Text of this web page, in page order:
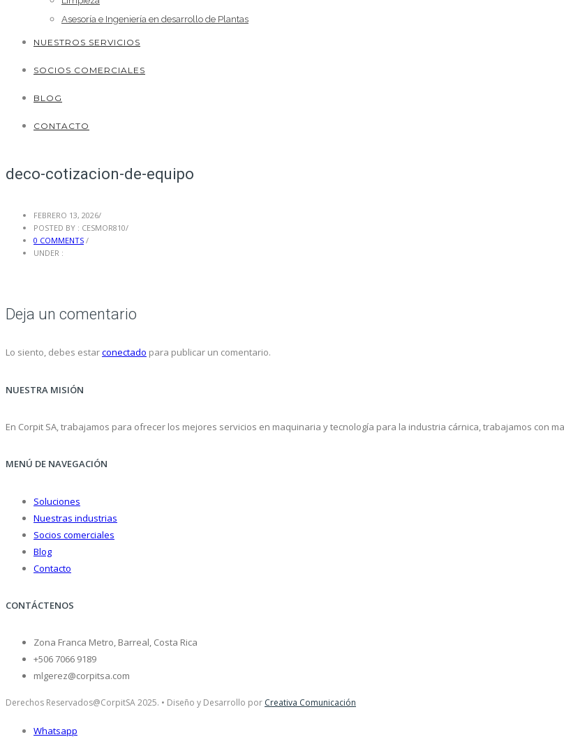
Asesoría e Ingeniería en desarrollo de Plantas
NUESTROS SERVICIOS
SOCIOS COMERCIALES
BLOG
CONTACTO
deco-cotizacion-de-equipo
FEBRERO 13, 2026/
POSTED BY : CESMOR810/
0 COMMENTS /
UNDER :
Deja un comentario
Lo siento, debes estarconectado para publicar un comentario.
NUESTRA MISIÓN
En Corpit SA, trabajamos para ofrecer los mejores servicios en maquinaria y tecnología para la industria cárnica, trabajamos con
MENÚ DE NAVEGACIÓN
Soluciones
Nuestras industrias
Socios comerciales
Blog
Contacto
CONTÁCTENOS
Zona Franca Metro, Barreal, Costa Rica
+506 7066 9189
mlgerez@corpitsa.com
Derechos Reservados@CorpitSA 2025. • Diseño y Desarrollo por Creativa Comunicación
Whatsapp